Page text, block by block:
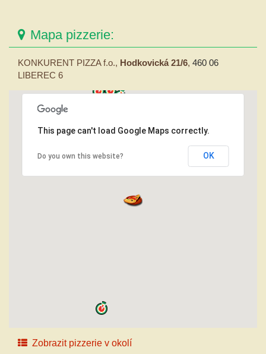
Mapa pizzerie:
KONKURENT PIZZA f.o., Hodkovická 21/6, 460 06
LIBEREC 6
This page can't load Google Maps correctly.
Do you own this website? OK
Zobrazit pizzerie v okolí